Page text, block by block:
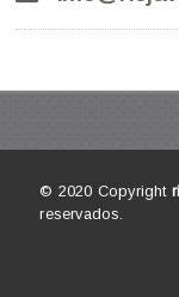
© 2020 Copyright
reservados.